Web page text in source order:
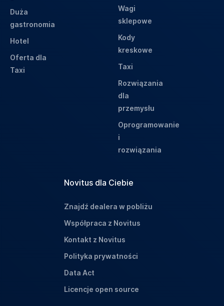
Duża
gastronomia
Hotel
Oferta dla
Taxi
Wagi
sklepowe
Kody
kreskowe
Taxi
Rozwiązania
dla
przemysłu
Oprogramowanie
i
rozwiązania
Novitus dla Ciebie
Znajdź dealera w pobliżu
Współpraca z Novitus
Kontakt z Novitus
Polityka prywatności
Data Act
Licencje open source